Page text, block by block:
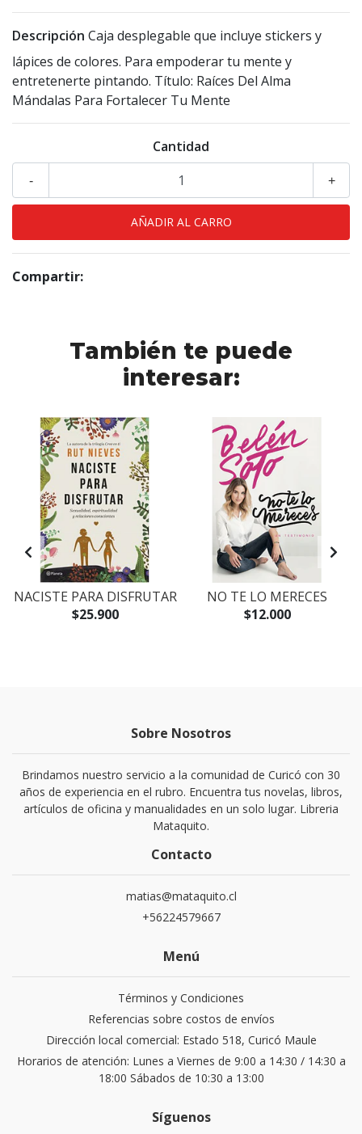
Descripción Caja desplegable que incluye stickers y
lápices de colores. Para empoderar tu mente y
entretenerte pintando. Título: Raíces Del Alma
Mándalas Para Fortalecer Tu Mente
Cantidad
+
-
Compartir:
También te puede
interesar:
NACISTE PARA DISFRUTAR
$25.900
NO TE LO MERECES
$12.000
Sobre Nosotros
Brindamos nuestro servicio a la comunidad de Curicó con 30
años de experiencia en el rubro. Encuentra tus novelas, libros,
artículos de oficina y manualidades en un solo lugar. Libreria
Mataquito.
Contacto
matias@mataquito.cl
+56224579667
Menú
Términos y Condiciones
Referencias sobre costos de envíos
Dirección local comercial: Estado 518, Curicó Maule
Horarios de atención: Lunes a Viernes de 9:00 a 14:30 / 14:30 a
18:00 Sábados de 10:30 a 13:00
Síguenos